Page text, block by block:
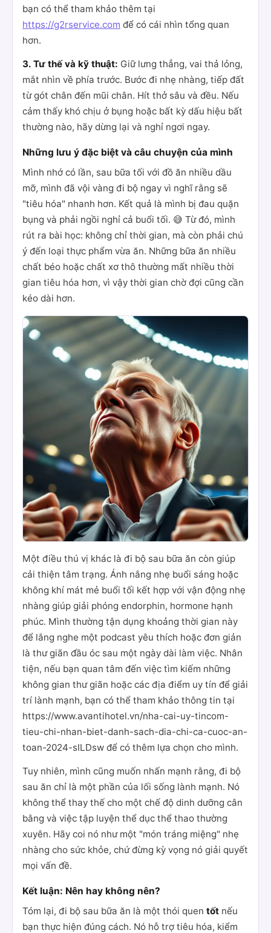
bạn có thể tham khảo thêm tại
https://g2rservice.com để có cái nhìn tổng quan
hơn.
3. Tư thế và kỹ thuật: Giữ lưng thẳng, vai thả lỏng,
mắt nhìn về phía trước. Bước đi nhẹ nhàng, tiếp đất
từ gót chân đến mũi chân. Hít thở sâu và đều. Nếu
cảm thấy khó chịu ở bụng hoặc bất kỳ dấu hiệu bất
thường nào, hãy dừng lại và nghỉ ngơi ngay.
Những lưu ý đặc biệt và câu chuyện của mình
Mình nhớ có lần, sau bữa tối với đồ ăn nhiều dầu
mỡ, mình đã vội vàng đi bộ ngay vì nghĩ rằng sẽ
"tiêu hóa" nhanh hơn. Kết quả là mình bị đau quặn
bụng và phải ngồi nghỉ cả buổi tối. 😅 Từ đó, mình
rút ra bài học: không chỉ thời gian, mà còn phải chú
ý đến loại thực phẩm vừa ăn. Những bữa ăn nhiều
chất béo hoặc chất xơ thô thường mất nhiều thời
gian tiêu hóa hơn, vì vậy thời gian chờ đợi cũng cần
kéo dài hơn.
Một điều thú vị khác là đi bộ sau bữa ăn còn giúp
cải thiện tâm trạng. Ánh nắng nhẹ buổi sáng hoặc
không khí mát mẻ buổi tối kết hợp với vận động nhẹ
nhàng giúp giải phóng endorphin, hormone hạnh
phúc. Mình thường tận dụng khoảng thời gian này
để lắng nghe một podcast yêu thích hoặc đơn giản
là thư giãn đầu óc sau một ngày dài làm việc. Nhân
tiện, nếu bạn quan tâm đến việc tìm kiếm những
không gian thư giãn hoặc các địa điểm uy tín để giải
trí lành mạnh, bạn có thể tham khảo thông tin tại
https://www.avantihotel.vn/nha-cai-uy-tincom-
tieu-chi-nhan-biet-danh-sach-dia-chi-ca-cuoc-an-
toan-2024-sILDsw để có thêm lựa chọn cho mình.
Tuy nhiên, mình cũng muốn nhấn mạnh rằng, đi bộ
sau ăn chỉ là một phần của lối sống lành mạnh. Nó
không thể thay thế cho một chế độ dinh dưỡng cân
bằng và việc tập luyện thể dục thể thao thường
xuyên. Hãy coi nó như một "món tráng miệng" nhẹ
nhàng cho sức khỏe, chứ đừng kỳ vọng nó giải quyết
mọi vấn đề.
Kết luận: Nên hay không nên?
Tóm lại, đi bộ sau bữa ăn là một thói quen tốt nếu
bạn thực hiện đúng cách. Nó hỗ trợ tiêu hóa, kiểm